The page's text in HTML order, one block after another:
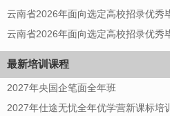
云南省2026年面向选定高校招录优秀
云南省2026年面向选定高校招录优秀
最新培训课程
2027年央国企笔面全年班
2027年仕途无忧全年优学营新课标培